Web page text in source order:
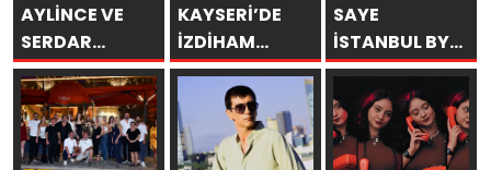
AYLİNCE VE
SERDAR
ORTAÇ’TAN
YAZA
“ROMANTİK
AŞK”
KAYSERİ’DE
İZDİHAM
DEĞİL, REKOR
VARDI! 195 BİN
KİŞİ
SAYE
İSTANBUL BY
ARAKİ
GÖRKEMLİ BİR
AÇILIŞLA
KAPILARINI